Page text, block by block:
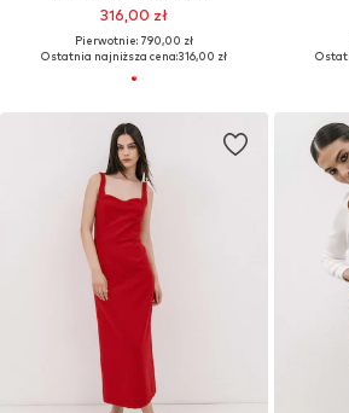
316,00 zł
Pierwotnie: 790,00 zł
Ostatnia najniższa cena:316,00 zł